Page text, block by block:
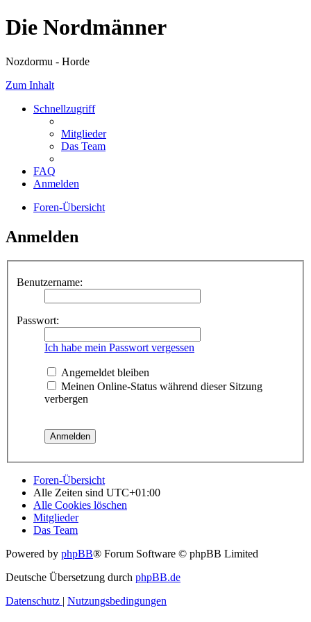
Die Nordmänner
Nozdormu - Horde
Zum Inhalt
Schnellzugriff
Mitglieder
Das Team
FAQ
Anmelden
Foren-Übersicht
Anmelden
Benutzername:
Passwort:
Ich habe mein Passwort vergessen
Angemeldet bleiben
Meinen Online-Status während dieser Sitzung
verbergen
Foren-Übersicht
Alle Zeiten sind UTC+01:00
Alle Cookies löschen
Mitglieder
Das Team
Powered by phpBB® Forum Software © phpBB Limited
Deutsche Übersetzung durch phpBB.de
Datenschutz | Nutzungsbedingungen